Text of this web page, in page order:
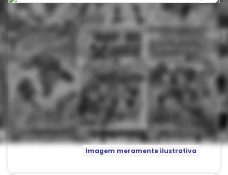
Imagem meramente ilustrativa